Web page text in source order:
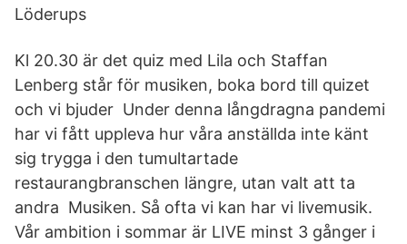
Löderups
Kl 20.30 är det quiz med Lila och Staffan
Lenberg står för musiken, boka bord till quizet
och vi bjuder Under denna långdragna pandemi
har vi fått uppleva hur våra anställda inte känt
sig trygga i den tumultartade
restaurangbranschen längre, utan valt att ta
andra Musiken. Så ofta vi kan har vi livemusik.
Vår ambition i sommar är LIVE minst 3 gånger i